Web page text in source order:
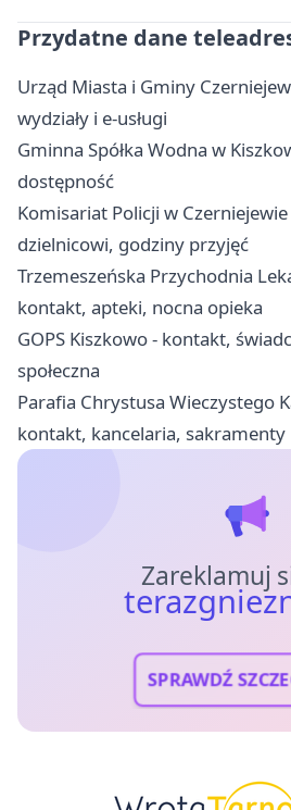
Przydatne dane
Urząd Miasta i Gminy
wydziały i e-usługi
Gminna Spółka Wodna w
dostępność
Komisariat Policji w
dzielnicowi, godziny przyjęć
Trzemeszeńska Przychodnia
kontakt, apteki, nocna opieka
GOPS Kiszkowo - kontakt,
społeczna
Parafia Chrystusa Wieczystego
kontakt, kancelaria, sakramenty
Zareklamuj
SPRAWDŹ